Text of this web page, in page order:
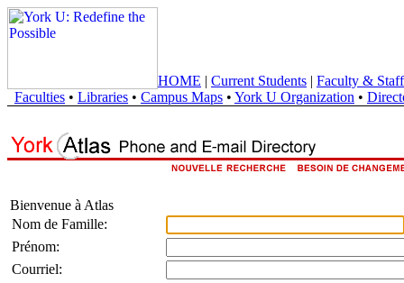
HOME | Current Students | Faculty & Staff
Faculties • Libraries • Campus Maps • York U Organization •
Bienvenue à Atlas
Nom de Famille:
Prénom:
Courriel: